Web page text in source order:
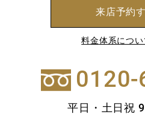
来店予約
料金体系につ
平日・土日祝